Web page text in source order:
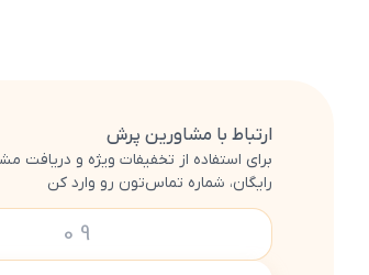
ارتباط با مشاورین پرش
برای استفاده از تخفیفات ویژه و دریافت
رایگان، شماره تماس‌تون رو وارد کن